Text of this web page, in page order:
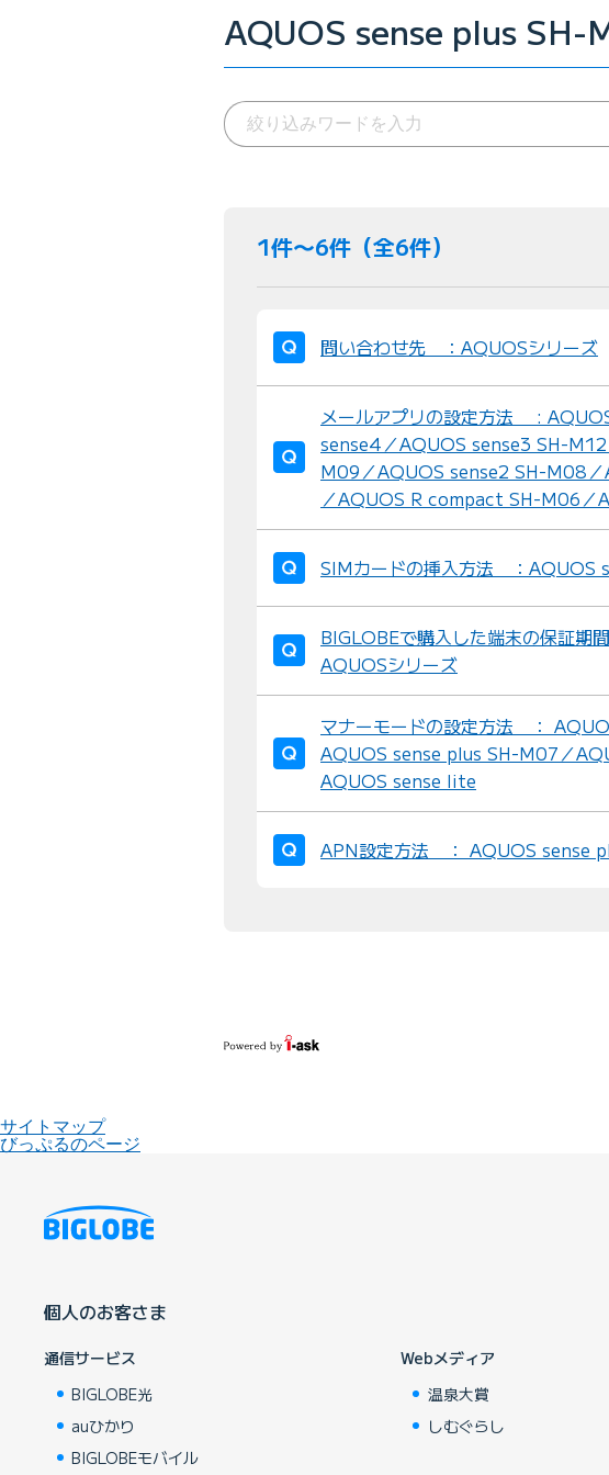
AQUOS sense plus SH-
1件〜6件（全6件）
問い合わせ先 ：AQUOSシリーズ
メールアプリの設定方法 :
sense4／AQUOS sense3 SH-
M09／AQUOS sense2 SH-M08
／AQUOS R compact SH-M06／
SIMカードの挿入方法 ：AQUOS
BIGLOBEで購入した端末の保証期
AQUOSシリーズ
マナーモードの設定方法 ：
AQUOS sense plus SH-M07／
AQUOS sense lite
APN設定方法 ： AQUOS sense
サイトマップ
びっぷるのページ
個人のお客さま
通信サービス
BIGLOBE光
auひかり
BIGLOBEモバイル
Webメディア
温泉大賞
しむぐらし